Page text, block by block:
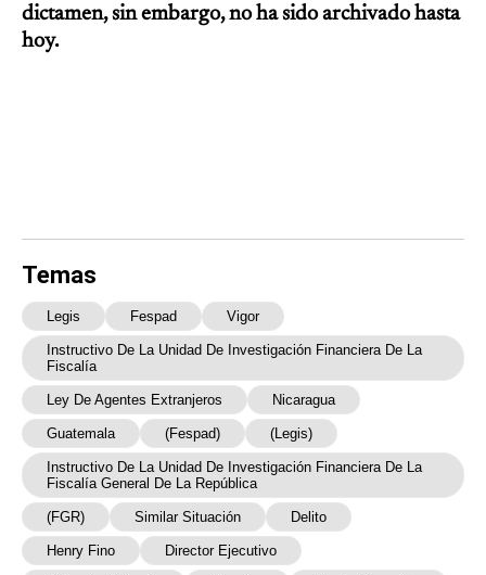
dictamen, sin embargo, no ha sido archivado hasta
hoy.
Temas
Legis Fespad Vigor
Instructivo De La Unidad De Investigación Financiera De La
Fiscalía
Ley De Agentes Extranjeros Nicaragua
Guatemala (Fespad) (Legis)
Instructivo De La Unidad De Investigación Financiera De La
Fiscalía General De La República
(FGR) Similar Situación Delito
Henry Fino Director Ejecutivo